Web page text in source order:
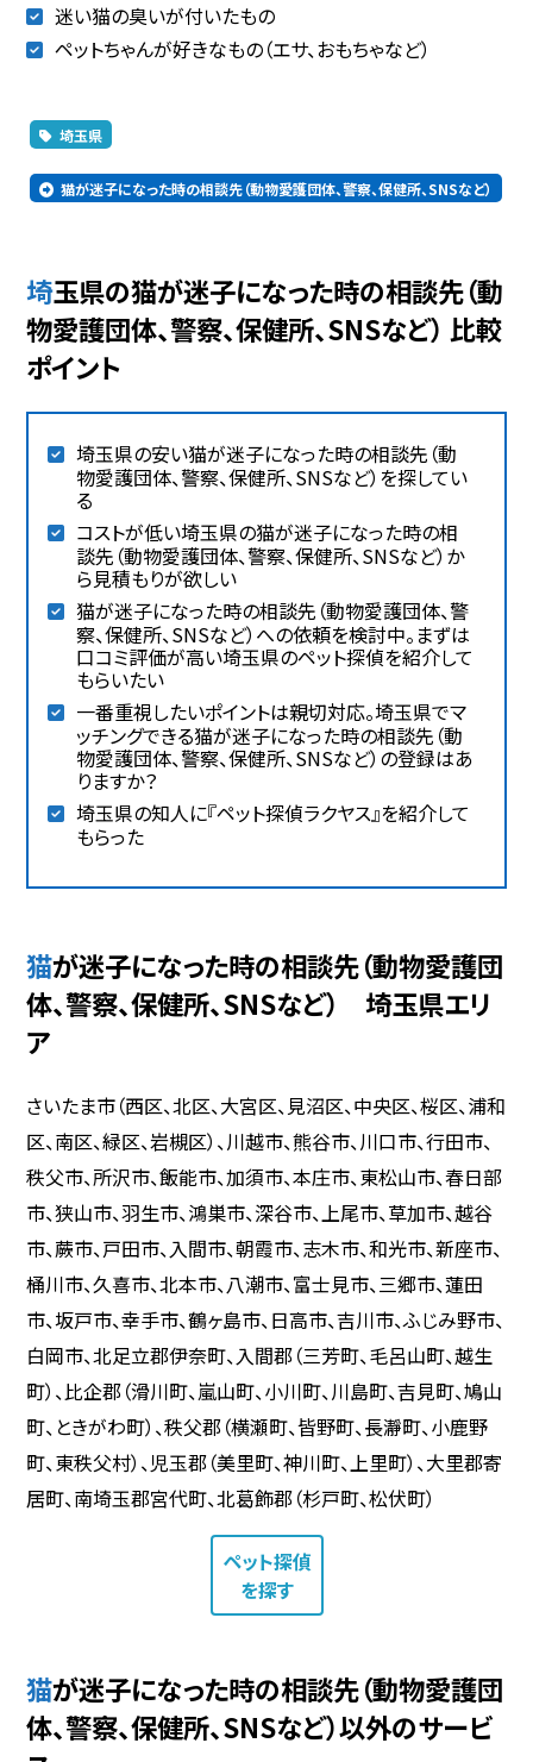
迷い猫の臭いが付いたもの
ペットちゃんが好きなもの（エサ、おもちゃなど）
埼玉県
猫が迷子になった時の相談先（動物愛護団体、警察、保健所、SNSなど）
埼玉県の猫が迷子になった時の相談先（動
物愛護団体、警察、保健所、SNSなど） 比較
ポイント
埼玉県の安い猫が迷子になった時の相談先（動
物愛護団体、警察、保健所、SNSなど）を探してい
る
コストが低い埼玉県の猫が迷子になった時の相
談先（動物愛護団体、警察、保健所、SNSなど）か
ら見積もりが欲しい
猫が迷子になった時の相談先（動物愛護団体、警
察、保健所、SNSなど）への依頼を検討中。まずは
口コミ評価が高い埼玉県のペット探偵を紹介して
もらいたい
一番重視したいポイントは親切対応。埼玉県でマ
ッチングできる猫が迷子になった時の相談先（動
物愛護団体、警察、保健所、SNSなど）の登録はあ
りますか？
埼玉県の知人に『ペット探偵ラクヤス』を紹介して
もらった
猫が迷子になった時の相談先（動物愛護団
体、警察、保健所、SNSなど） 埼玉県エリ
ア
さいたま市（西区、北区、大宮区、見沼区、中央区、桜区、浦和
区、南区、緑区、岩槻区）、川越市、熊谷市、川口市、行田市、
秩父市、所沢市、飯能市、加須市、本庄市、東松山市、春日部
市、狭山市、羽生市、鴻巣市、深谷市、上尾市、草加市、越谷
市、蕨市、戸田市、入間市、朝霞市、志木市、和光市、新座市、
桶川市、久喜市、北本市、八潮市、富士見市、三郷市、蓮田
市、坂戸市、幸手市、鶴ヶ島市、日高市、吉川市、ふじみ野市、
白岡市、北足立郡伊奈町、入間郡（三芳町、毛呂山町、越生
町）、比企郡（滑川町、嵐山町、小川町、川島町、吉見町、鳩山
町、ときがわ町）、秩父郡（横瀬町、皆野町、長瀞町、小鹿野
町、東秩父村）、児玉郡（美里町、神川町、上里町）、大里郡寄
居町、南埼玉郡宮代町、北葛飾郡（杉戸町、松伏町）
ペット探偵
を探す
猫が迷子になった時の相談先（動物愛護団
体、警察、保健所、SNSなど）以外のサービ